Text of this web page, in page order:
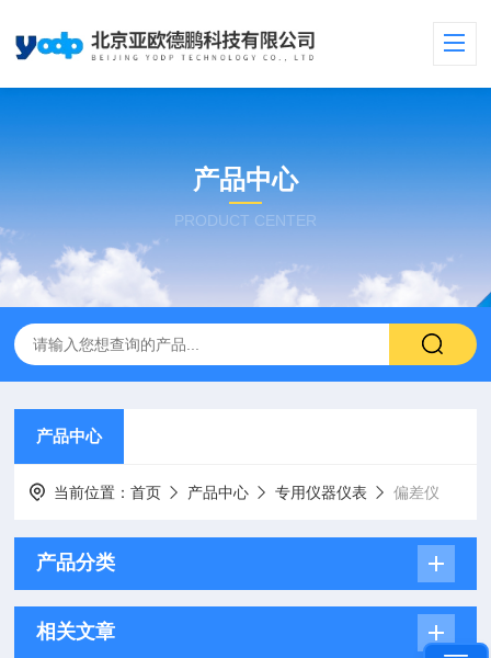
产品中心
PRODUCT CENTER
产品中心
当前位置：首页 产品中心 专用仪器仪表 偏差仪
产品分类
相关文章